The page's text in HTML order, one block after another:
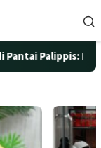
Palippis: